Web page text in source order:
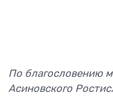
По благословению
Асиновского